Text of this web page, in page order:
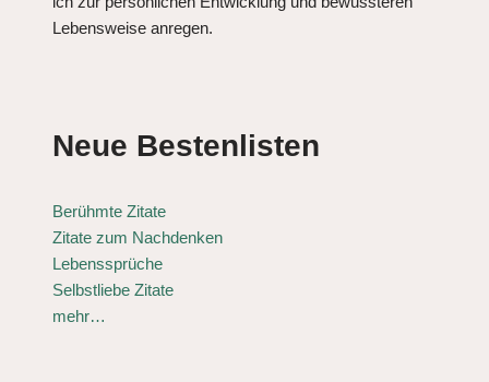
Lebensweise anregen.
Neue Bestenlisten
Berühmte Zitate
Zitate zum Nachdenken
Lebenssprüche
Selbstliebe Zitate
mehr…